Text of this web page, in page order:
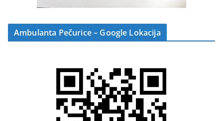
Ambulanta Pečurice – Google Lokacija